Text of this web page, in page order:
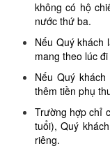
không có hộ
nước thứ ba.
Nếu Quý khách
mang theo lúc đi
Nếu Quý
thêm tiền phụ
Trường hợp chỉ
tuổi), Quý
riêng.